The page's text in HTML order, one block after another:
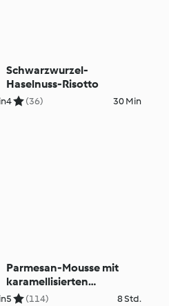
Schwarzwurzel-
Haselnuss-Risotto
4 (36) 30 Min
Parmesan-Mousse mit
karamellisierten
Weintrauben und
5 (114) 8 Std.